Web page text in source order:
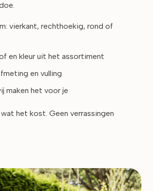
vierkant, rechthoekig, rond of
en kleur uit het assortiment
en vulling
maken het voor je
het kost. Geen verrassingen